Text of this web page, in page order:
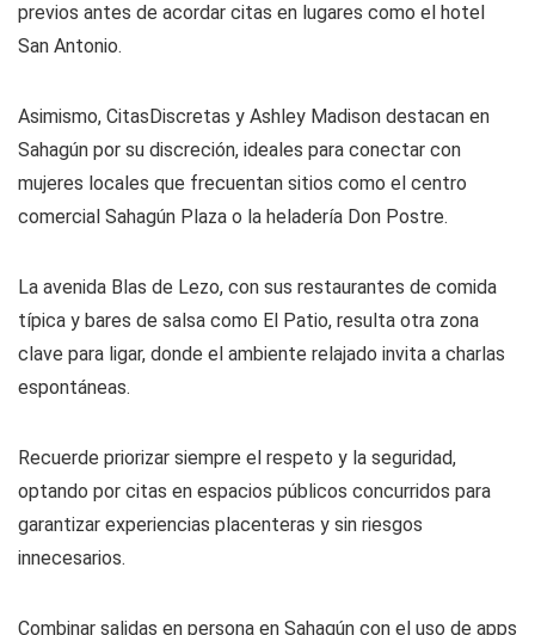
previos antes de acordar citas en lugares como el hotel
San Antonio.
Asimismo, CitasDiscretas y Ashley Madison destacan en
Sahagún por su discreción, ideales para conectar con
mujeres locales que frecuentan sitios como el centro
comercial Sahagún Plaza o la heladería Don Postre.
La avenida Blas de Lezo, con sus restaurantes de comida
típica y bares de salsa como El Patio, resulta otra zona
clave para ligar, donde el ambiente relajado invita a charlas
espontáneas.
Recuerde priorizar siempre el respeto y la seguridad,
optando por citas en espacios públicos concurridos para
garantizar experiencias placenteras y sin riesgos
innecesarios.
Combinar salidas en persona en Sahagún con el uso de apps